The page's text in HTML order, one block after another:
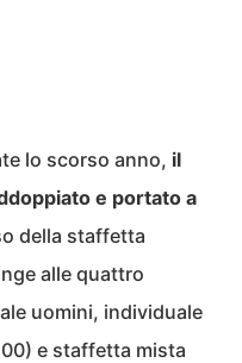
lo scorso anno, il
e portato a
della staffetta
alle quattro
uomini, individuale
e staffetta mista